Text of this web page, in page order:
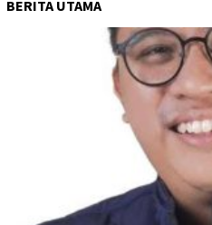
BERITA UTAMA